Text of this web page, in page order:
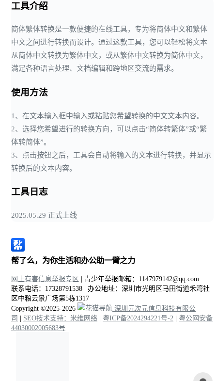
工具介绍
简体繁体转换是一款便捷的在线工具，专为将简体中文和繁体
中文之间进行转换而设计。通过这款工具，您可以轻松将文本
从简体中文转换为繁体中文，或从繁体中文转换为简体中文，
满足各种语言处理、文档编辑和跨地区交流的需求。
使用方法
1、在文本输入框中输入或粘贴您希望转换的中文文本内容。
2、选择您希望进行的转换方向，可以点击“简体转繁体”或“繁
体转简体”。
3、点击按钮之后，工具会自动将输入的文本进行转换，并显示
转换后的文本内容。
工具日志
2025.05.29 正式上线
帮了么，为你生活和办公助一臂之力
网上有害信息举报专区
| 青少年举报邮箱：1147979142@qq.com
联系电话：17328791538 | 办公地址：深圳市光明区马田街道禾湾社
区中粮云景广场第5栋1317
Copyright ©2025-2026
深圳元次元信息科技有限公
司
SEO技术支持：米维网络 粤ICP备2024294221号-2
粤公网安备
44030002005683号